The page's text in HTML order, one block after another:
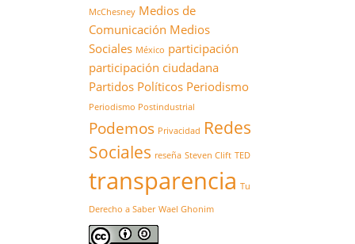
McChesney Medios de
Comunicación Medios
Sociales México participación
participación ciudadana
Partidos Políticos Periodismo
Periodismo Postindustrial
Podemos Privacidad Redes
Sociales reseña Steven Clift TED
transparencia Tu
Derecho a Saber Wael Ghonim